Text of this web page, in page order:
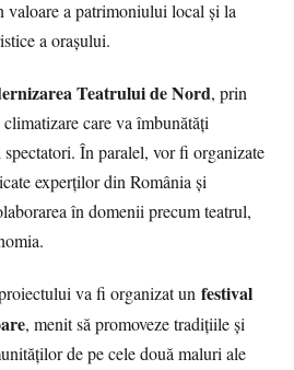
valoare a patrimoniului local și la
a orașului.
Teatrului de Nord, prin
care va îmbunătăți
În paralel, vor fi organizate
experților din România și
în domenii precum teatrul,
va fi organizat un festival
, menit să promoveze tradițiile și
de pe cele două maluri ale